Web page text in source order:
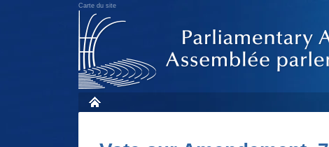
Carte du site